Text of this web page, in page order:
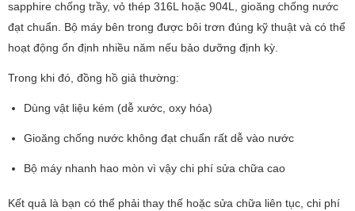
sapphire chống trầy, vỏ thép 316L hoặc 904L, gioăng chống nước
đạt chuẩn. Bộ máy bên trong được bôi trơn đúng kỹ thuật và có thể
hoạt động ổn định nhiều năm nếu bảo dưỡng định kỳ.
Trong khi đó, đồng hồ giả thường:
Dùng vật liệu kém (dễ xước, oxy hóa)
Gioăng chống nước không đạt chuẩn rất dễ vào nước
Bộ máy nhanh hao mòn vì vậy chi phí sửa chữa cao
Kết quả là bạn có thể phải thay thế hoặc sửa chữa liên tục, chi phí